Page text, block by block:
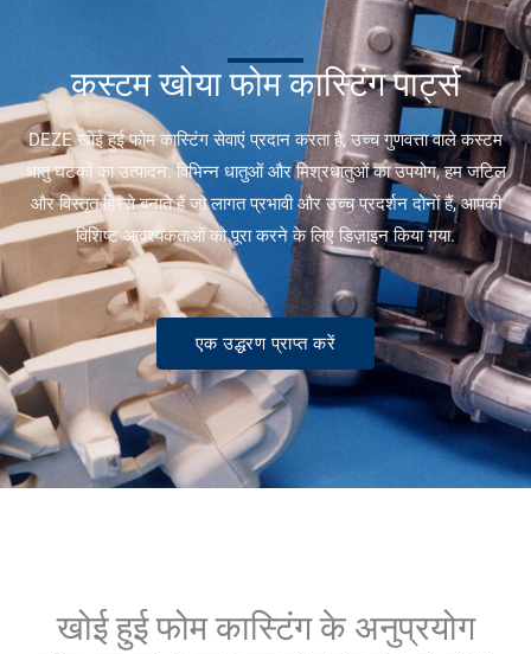
कस्टम खोया फोम कास्टिंग पार्ट्स
DEZE खोई हुई फोम कास्टिंग सेवाएं प्रदान करता है, उच्च गुणवत्ता वाले कस्टम
धातु घटकों का उत्पादन. विभिन्न धातुओं और मिश्रधातुओं का उपयोग, हम जटिल
और विस्तृत हिस्से बनाते हैं जो लागत प्रभावी और उच्च प्रदर्शन दोनों हैं, आपकी
विशिष्ट आवश्यकताओं को पूरा करने के लिए डिज़ाइन किया गया.
एक उद्धरण प्राप्त करें
खोई हुई फोम कास्टिंग के अनुप्रयोग